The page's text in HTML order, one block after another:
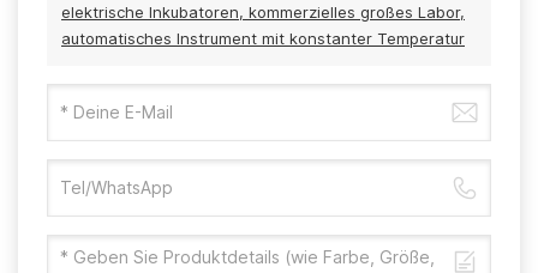
elektrische Inkubatoren, kommerzielles großes Labor,
automatisches Instrument mit konstanter Temperatur